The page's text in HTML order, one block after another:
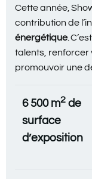
Cette année,
contribution de
énergétique.
talents, renforcer
promouvoir une
6 500 m2 de
surface
d’exposition